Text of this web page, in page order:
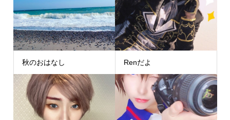
秋のおはなし Renだよ